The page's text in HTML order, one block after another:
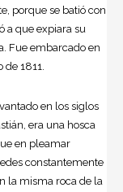
porque se batió con
a que expiara su
Fue embarcado en
1811.
en los siglos
era una hosca
en pleamar
constantemente
la misma roca de la